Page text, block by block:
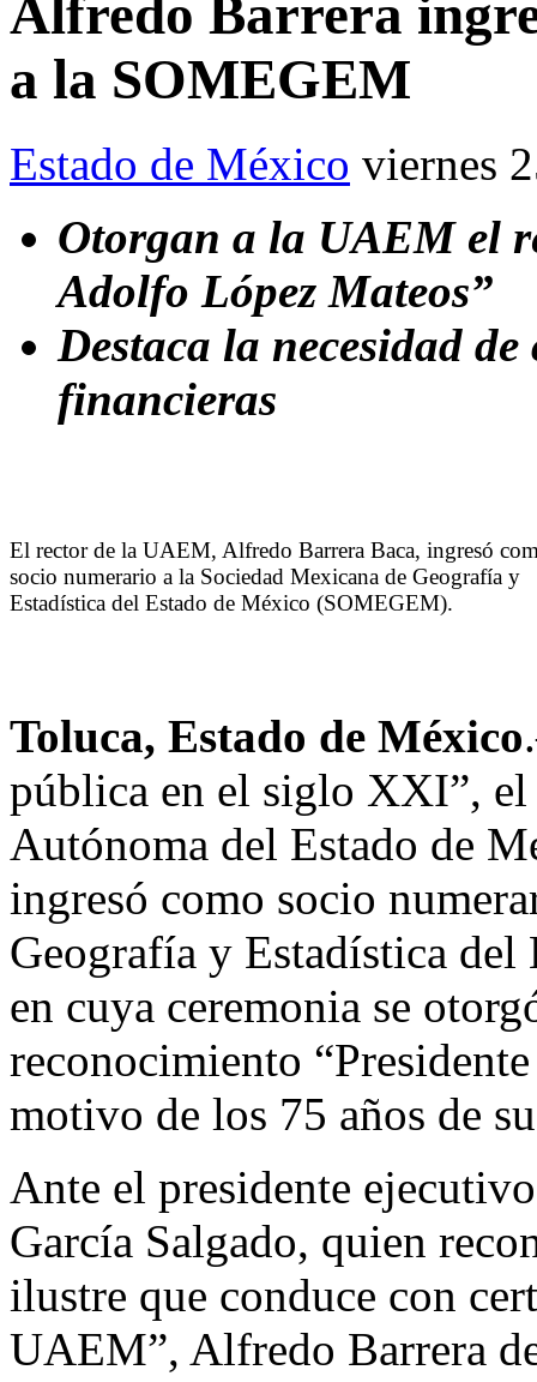
Alfredo Barrera
a la SOMEGEM
Estado de México viernes
Otorgan a la UAEM el
Adolfo López Mateos”
Destaca la necesidad
financieras
El rector de la UAEM, Alfredo Barrera Baca, ingresó
socio numerario a la Sociedad Mexicana de Geografía y
Estadística del Estado de México (SOMEGEM).
Toluca, Estado de México
pública en el siglo XXI”,
Autónoma del Estado de
ingresó como socio
Geografía y Estadística
en cuya ceremonia se
reconocimiento
motivo de los 75 años de
Ante el presidente
García Salgado, quien
ilustre que conduce con
UAEM”, Alfredo Barrera